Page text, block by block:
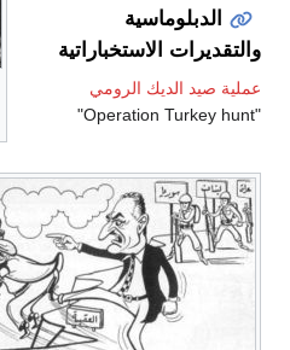
الدبلوماسية
والتقديرات الاستخباراتية
عملية صيد الديك الرومي
"Operation Turkey hunt"